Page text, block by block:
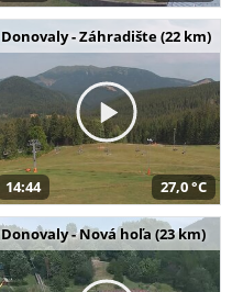
Donovaly - Záhradište (22 km)
14:44 27,0 °C
Donovaly - Nová hoľa (23 km)